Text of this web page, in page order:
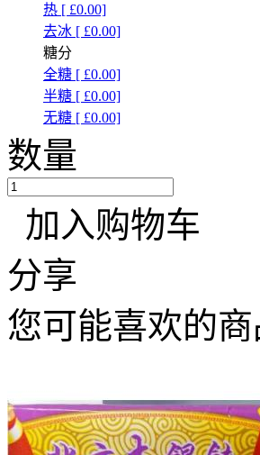
热 [ £0.00]
去冰 [ £0.00]
糖分
全糖 [ £0.00]
半糖 [ £0.00]
无糖 [ £0.00]
数量
加入购物车
分享
您可能喜欢的商